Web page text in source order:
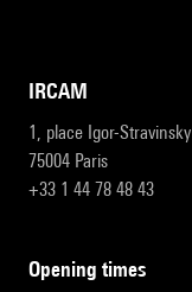
IRCAM
1, place Igor-Stravinsky
75004 Paris
+33 1 44 78 48 43
opening times